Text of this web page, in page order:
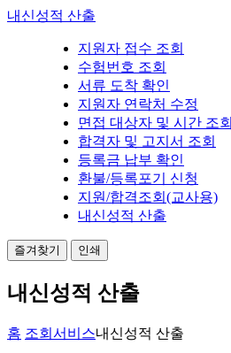
내신성적 산출
지원자 접수 조회
수험번호 조회
서류 도착 확인
지원자 연락처 수정
면접 대상자 및 시간 조회
합격자 및 고지서 조회
등록금 납부 확인
환불/등록포기 신청
지원/합격조회(교사용)
내신성적 산출
즐겨찾기 인쇄
내신성적 산출
홈 조회서비스내신성적 산출